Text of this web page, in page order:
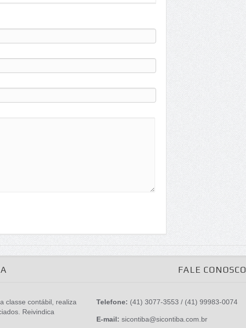
classe contábil, realiza
Reivindica
FALE CONOSCO
Telefone: (41) 3077-3553 / (41) 99983-0074
E-mail: sicontiba@sicontiba.com.br